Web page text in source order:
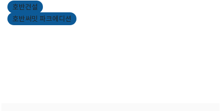
호반건설
호반써밋 파크에디션